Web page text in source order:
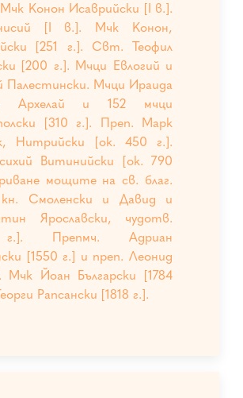
Конон Исаврийски [I в.].
[I в.]. Мчк Конон,
[251 г.]. Свт. Теофил
[200 г.]. Мчци Евлогий и
Палестински. Мчци Ираида
Архелай и 152 мчци
[310 г.]. Преп. Марк
Нитрийски [ок. 450 г.].
Витинийски [ок. 790
мощите на св. благ.
кн. Смоленски и Давид и
Ярославски, чудотв.
Препмч. Адриан
[1550 г.] и преп. Леонид
Мчк Йоан Български [1784
Рапсански [1818 г.].